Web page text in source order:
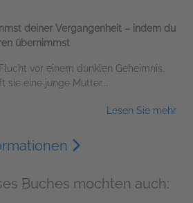
deiner Vergangenheit – indem du
übernimmst
vor einem dunklen Geheimnis.
sie eine junge Mutter...
Lesen Sie mehr
Buches mochten auch: